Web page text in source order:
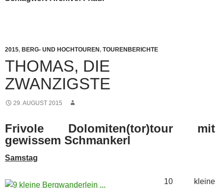
2015, BERG- UND HOCHTOUREN, TOURENBERICHTE
THOMAS, DIE
ZWANZIGSTE
29. AUGUST 2015
Frivole Dolomiten(tor)tour mit
gewissem Schmankerl
Samstag
10 kleine